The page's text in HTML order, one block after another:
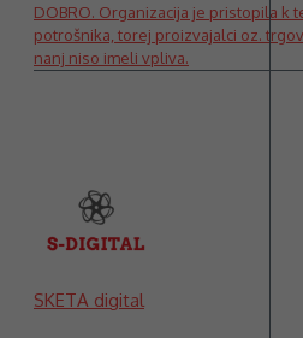
SKETA digital